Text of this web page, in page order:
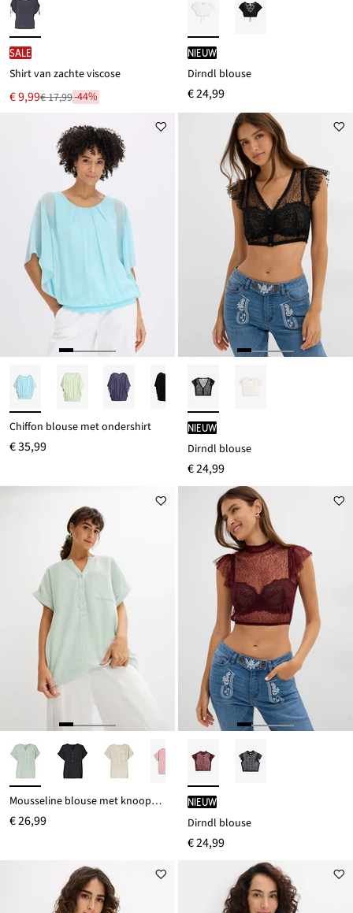
SALE
Shirt van zachte viscose
Nu
voor
€ 9,99
Van € 17,99-44%
Nieuw
Dirndl blouse
€ 24,99
Chiffon blouse met ondershirt
€ 35,99
Nieuw
Dirndl blouse
€ 24,99
Mousseline blouse met knoopsluiting en zak
€ 26,99
Nieuw
Dirndl blouse
€ 24,99